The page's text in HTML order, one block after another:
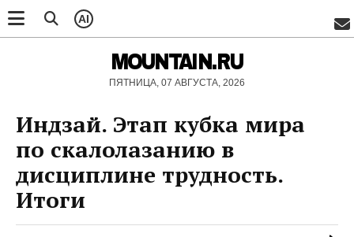
AI
MOUNTAIN.RU
ПЯТНИЦА, 07 АВГУСТА, 2026
Индзай. Этап кубка мира
по скалолазанию в
дисциплине трудность.
Итоги